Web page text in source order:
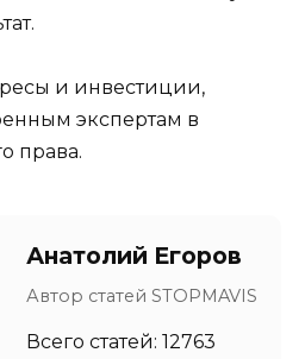
и инвестиции,
экспертам в
права.
Анатолий Егоров
Автор статей STOPMAVIS
Всего статей: 12763